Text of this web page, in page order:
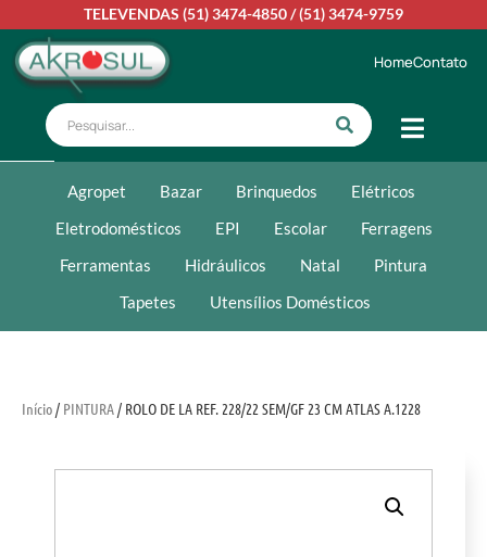
TELEVENDAS (51) 3474-4850/(51) 3474-9759
HomeContato
Agropet Bazar Brinquedos
Elétricos
Eletrodomésticos
EPI Escolar
Ferragens
Ferramentas
Hidráulicos Natal
Pintura
Tapetes
Utensílios Domésticos
Início/ PINTURA/ ROLO DE LA REF. 228/22 SEM/GF 23 CM ATLAS A.1228